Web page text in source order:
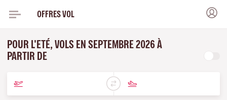
OFFRES VOL
POUR L'ETÉ, VOLS EN SEPTEMBRE 2026 À
PARTIR DE